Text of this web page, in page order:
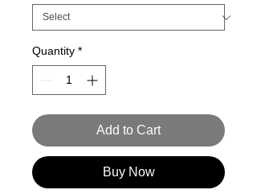
Quantity *
Add to Cart
Buy Now